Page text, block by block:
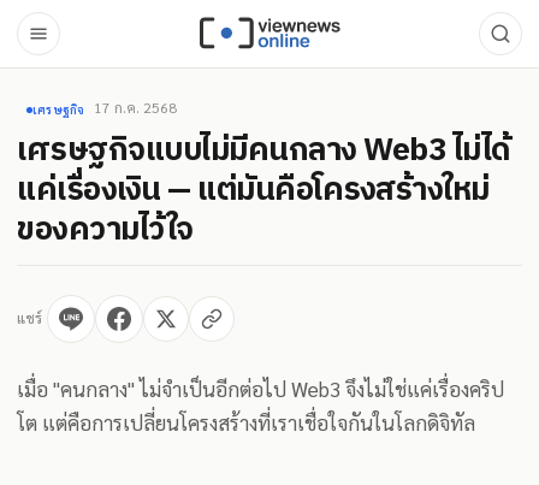
เศรษฐกิจ 17 ก.ค. 2568
เศรษฐกิจแบบไม่มีคนกลาง Web3 ไม่ได้
แค่เรื่องเงิน — แต่มันคือโครงสร้างใหม่
ของความไว้ใจ
แชร์
เมื่อ "คนกลาง" ไม่จำเป็นอีกต่อไป Web3 จึงไม่ใช่แค่เรื่องคริป
โต แต่คือการเปลี่ยนโครงสร้างที่เราเชื่อใจกันในโลกดิจิทัล